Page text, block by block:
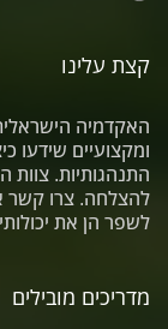
מדריכים מובילים
קצת עלינו
האקדמיה
ומקצועיים שידעו
התנהגותיות. צוות
להצלחה. צרו קשר
לשפר הן את